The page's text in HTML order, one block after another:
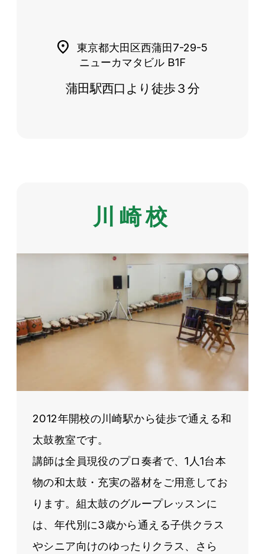
東京都大田区西蒲田7-29-5
ニューカマタビル B1F
蒲田駅西口より徒歩３分
川崎校
2012年開校の川崎駅から徒歩で通える和
太鼓教室です。
講師は全員現役のプロ奏者で、1人1台本
物の和太鼓・充実の器材をご用意してお
ります。組太鼓のグループレッスンに
は、年代別に3歳から通える子供クラス
やシニア向けのゆったりクラス、さら